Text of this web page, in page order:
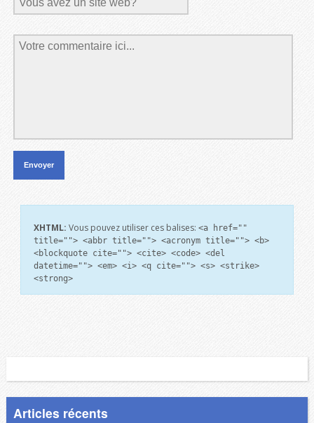
XHTML: Vous pouvez utiliser ces balises: <a href=""
title=""> <abbr title=""> <acronym title=""> <b>
<blockquote cite=""> <cite> <code> <del
datetime=""> <em> <i> <q cite=""> <s> <strike>
<strong>
Articles récents